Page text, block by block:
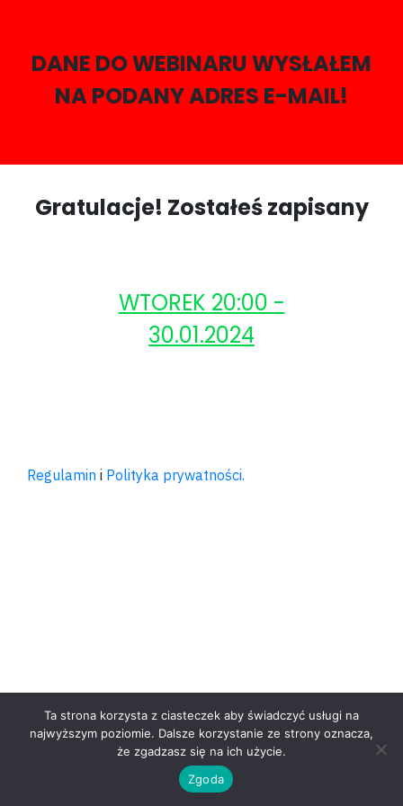
DANE DO WEBINARU WYSŁAŁEM
NA PODANY ADRES E-MAIL!
Gratulacje! Zostałeś zapisany
WTOREK 20:00 -
30.01.2024
Regulamin i Polityka prywatności.
Ta strona korzysta z ciasteczek aby świadczyć usługi na
najwyższym poziomie. Dalsze korzystanie ze strony oznacza,
że zgadzasz się na ich użycie.
Zgoda